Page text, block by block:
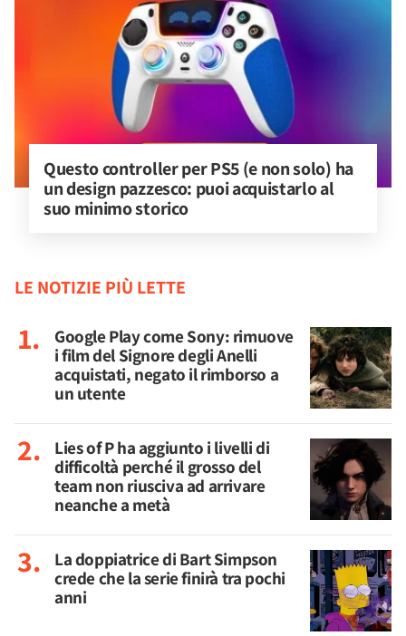
Questo controller per PS5 (e non solo) ha
un design pazzesco: puoi acquistarlo al
suo minimo storico
LE NOTIZIE PIÙ LETTE
Google Play come Sony: rimuove
i film del Signore degli Anelli
acquistati, negato il rimborso a
un utente
Lies of P ha aggiunto i livelli di
difficoltà perché il grosso del
team non riusciva ad arrivare
neanche a metà
La doppiatrice di Bart Simpson
crede che la serie finirà tra pochi
anni